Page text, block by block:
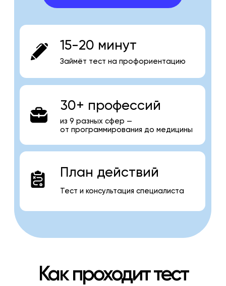
15-20 минут
Займёт тест на профориентацию
30+ профессий
из 9 разных сфер —
от программирования до медицины
План действий
Тест и консультация специалиста
Как проходит тест